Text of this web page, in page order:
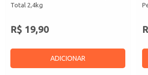
Total 2,4kg
R$ 19,90
ADICIONAR